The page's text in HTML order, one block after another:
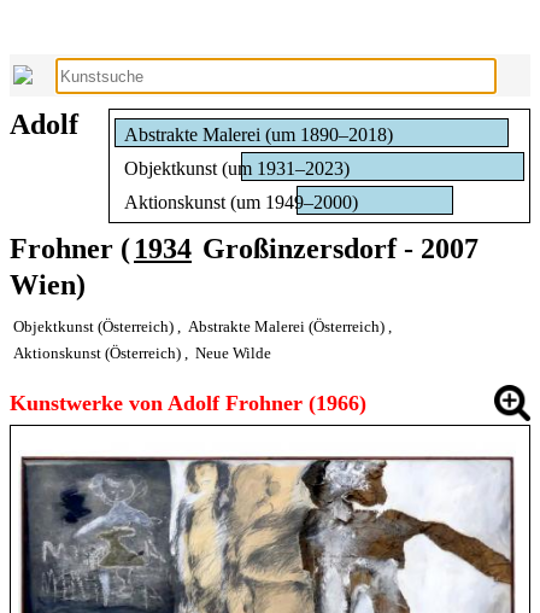
Abstrakte Malerei (um 1890–2018)
Objektkunst (um 1931–2023)
Aktionskunst (um 1949–2000)
Adolf
Frohner (1934 Großinzersdorf - 2007
Wien)
Objektkunst (Österreich) , Abstrakte Malerei (Österreich) ,
Aktionskunst (Österreich) , Neue Wilde
Kunstwerke von Adolf Frohner (1966)